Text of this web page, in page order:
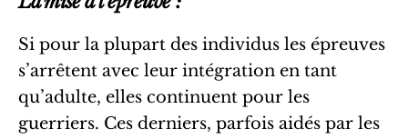
Si pour la plupart des individus les épreuves
s’arrêtent avec leur intégration en tant
qu’adulte, elles continuent pour les
guerriers. Ces derniers, parfois aidés par les